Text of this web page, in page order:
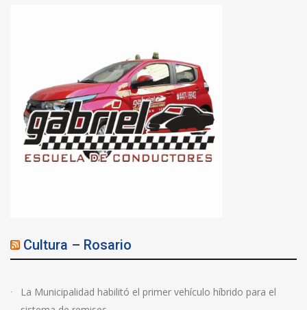
Cultura – Rosario
La Municipalidad habilitó el primer vehículo híbrido para el